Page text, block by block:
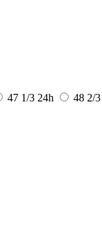
47 1/3 24h
48 2/3